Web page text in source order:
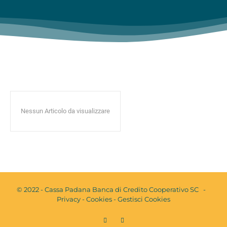
Nessun Articolo da visualizzare
© 2022 - Cassa Padana Banca di Credito Cooperativo SC -
Privacy-Cookies-Gestisci Cookies